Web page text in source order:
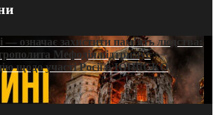
— означає захистити пам’ять людства:
Мефодія підтримує
щодо участі Росії в ЮНЕСКО